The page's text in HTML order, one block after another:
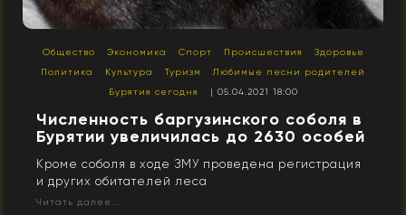
Общество Экономика Спорт Происшествия
Здоровье
Политика
Культура Туризм
Любимые песни родителей
Бурятия сегодня
| 05.04.2021 18:00
Численность баргузинского соболя в
Бурятии увеличилась до 2630 особей
Кроме соболя в ходе ЗМУ проведена регистрация
и других обитателей леса
Читать далее...